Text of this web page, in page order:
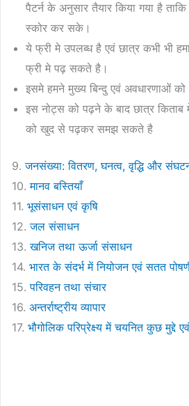
पैटर्न के अनुसार तैयार किया गया है
स्कोर कर सके।
ये फ्री मे उपलब्ध है एवं छात्र कभी भी
फ्री मे पढ़ सकते है।
इसमे हमने मुख्य बिन्दु एवं अवधारणाओं
इस नोट्स को पढ़ने के बाद छात्र किताब
को खुद से पढ़कर समझ सकते है
9.जनसंख्या: वितरण, घनत्व, वृद्धि और
10.मानव बस्तियाँ
11. भूसंसाधन एवं कृषि
12.जल संसाधन
13.खनिज तथा ऊर्जा संसाधन
14. भारत के संदर्भ में नियोजन एवं सतत
15.परिवहन तथा संचार
16. अन्तर्राष्ट्रीय व्यापार
17. भौगोलिक परिप्रेक्ष्य में चयनित कुछ मुद्दे